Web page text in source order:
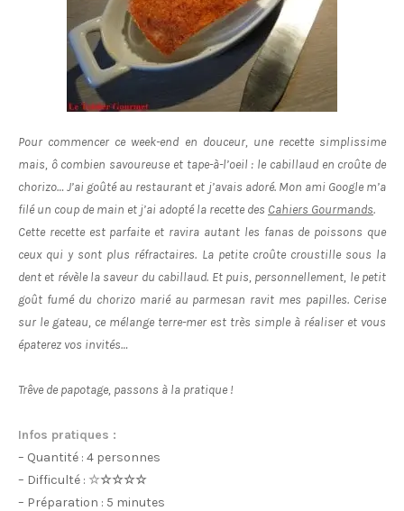
Pour commencer ce week-end en douceur, une recette simplissime
mais, ô combien savoureuse et tape-à-l’oeil : le cabillaud en croûte de
chorizo… J’ai goûté au restaurant et j’avais adoré. Mon ami Google m’a
filé un coup de main et j’ai adopté la recette des Cahiers Gourmands.
Cette recette est parfaite et ravira autant les fanas de poissons que
ceux qui y sont plus réfractaires. La petite croûte croustille sous la
dent et révèle la saveur du cabillaud. Et puis, personnellement, le petit
goût fumé du chorizo marié au parmesan ravit mes papilles. Cerise
sur le gateau, ce mélange terre-mer est très simple à réaliser et vous
épaterez vos invités…
Trêve de papotage, passons à la pratique !
Infos pratiques :
– Quantité : 4 personnes
– Difficulté : ☆☆☆☆☆
– Préparation : 5 minutes